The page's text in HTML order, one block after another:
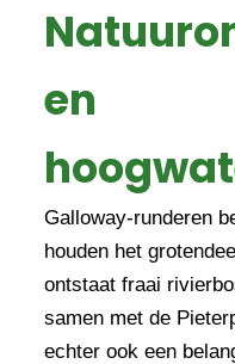
en
Galloway-runderen
houden het
ontstaat fraai
samen met de
echter ook een